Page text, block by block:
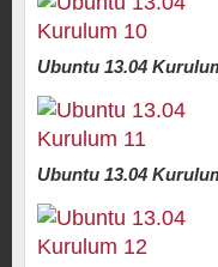
Ubuntu 13.04
Ubuntu 13.04